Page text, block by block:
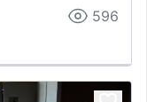
596